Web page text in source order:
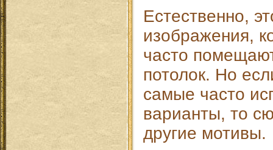
Естественно,
изображения,
часто
потолок. Но
самые часто
варианты, то
другие мотивы.